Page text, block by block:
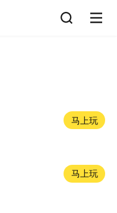
马上玩
马上玩